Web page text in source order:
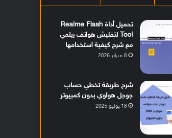
تحميل أداة Realme Flash
Tool لتفليش هواتف ريلمي
مع شرح كيفية استخدامها
8 فبراير 2026
شرح طريقة تخطي حساب
جوجل هواوي بدون كمبيوتر
18 يوليو 2025